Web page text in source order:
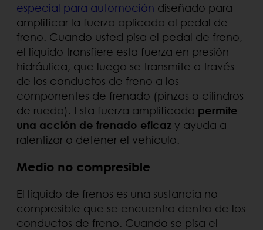
especial para automoción diseñado para
amplificar la fuerza aplicada al pedal de
freno. Cuando usted pisa el pedal de freno,
el líquido transfiere esta fuerza en presión
hidráulica, que luego se transmite a través
de los conductos de freno a los
componentes de frenado (pinzas o cilindros
de rueda). Esta fuerza amplificada permite
una acción de frenado eficaz y ayuda a
ralentizar o detener el vehículo.
Medio no compresible
El líquido de frenos es una sustancia no
compresible que se encuentra dentro de los
conductos de freno. Cuando se pisa el